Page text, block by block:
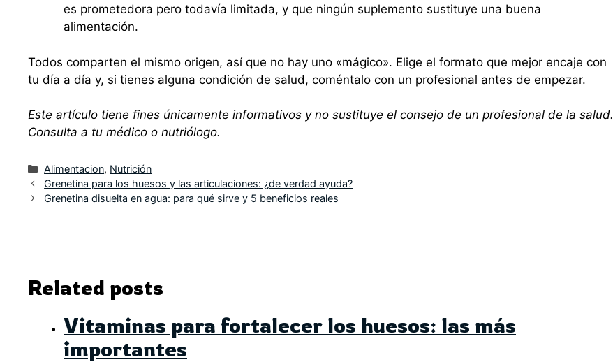
es prometedora pero todavía limitada, y que ningún suplemento sustituye una buena
alimentación.
Todos comparten el mismo origen, así que no hay uno «mágico». Elige el formato que mejor encaje con
tu día a día y, si tienes alguna condición de salud, coméntalo con un profesional antes de empezar.
Este artículo tiene fines únicamente informativos y no sustituye el consejo de un profesional de la salud.
Consulta a tu médico o nutriólogo.
Categorías
Alimentacion, Nutrición
Grenetina para los huesos y las articulaciones: ¿de verdad ayuda?
Grenetina disuelta en agua: para qué sirve y 5 beneficios reales
Related posts
Vitaminas para fortalecer los huesos: las más
importantes